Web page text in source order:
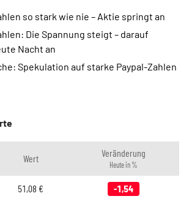
so stark wie nie – Aktie springt an
Die Spannung steigt – darauf
Nacht an
Spekulation auf starke Paypal-Zahlen
Wert Veränderung
Heute in %
51,08 € -1,54